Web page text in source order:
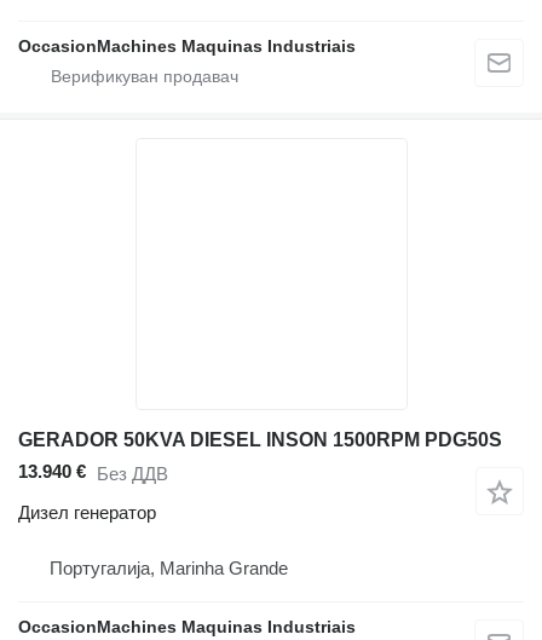
OccasionMachines Maquinas Industriais
GERADOR 50KVA DIESEL INSON 1500RPM PDG50S
13.940 € Без ДДВ
Дизел генератор
Португалија, Marinha Grande
OccasionMachines Maquinas Industriais